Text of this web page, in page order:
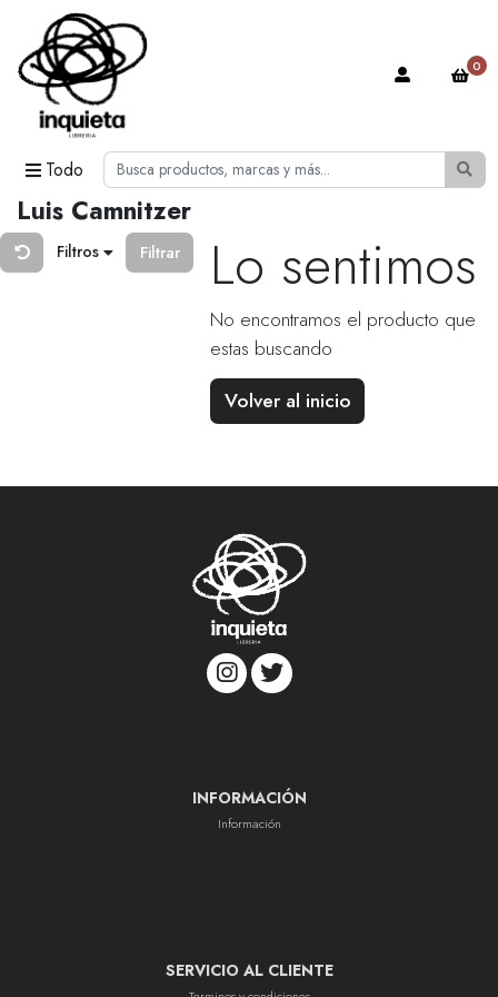
Todo
0
Luis Camnitzer
Filtros Filtrar Lo sentimos
No encontramos el producto que
estas buscando
Volver al inicio
INFORMACIÓN
Información
SERVICIO AL CLIENTE